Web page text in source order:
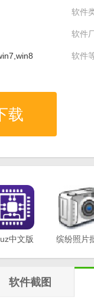
软件
软件
软件
载
中文版
缤纷照片
软件截图